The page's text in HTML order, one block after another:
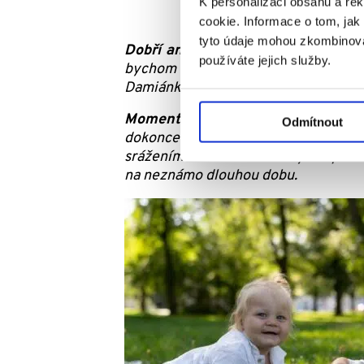
cookie. Informace o tom,
tyto údaje mohou
používáte jejich služby.
Odmítnout
Dobří andělé, mnohokrát vám
bychom neřekli, že i my jednou
Damiánkovi jeho speciální výživu,
Momentálně se Damiánkovi daří
dokonce zaveden i nitrožilní port
srážením krve. Damiánkovy
na neznámo dlouhou dobu.